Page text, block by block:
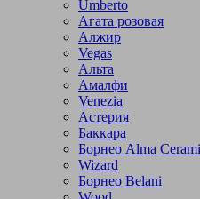
Umberto
Агата розовая
Алжир
Vegas
Альта
Амалфи
Venezia
Астерия
Баккара
Борнео Alma
Wizard
Борнео Belani